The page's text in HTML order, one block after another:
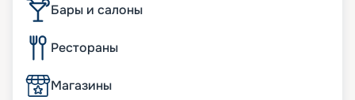
категории Villa.
Для россиян самыми привлекательными
являются маршруты, в которых зачастую не
требуются визы. Кроме того, цена на круизы в
навигацию 2025 - 2026 достаточно
привлекательна, а сервисный сбор уже включён
Бары и салоны
Рестораны
Магазины